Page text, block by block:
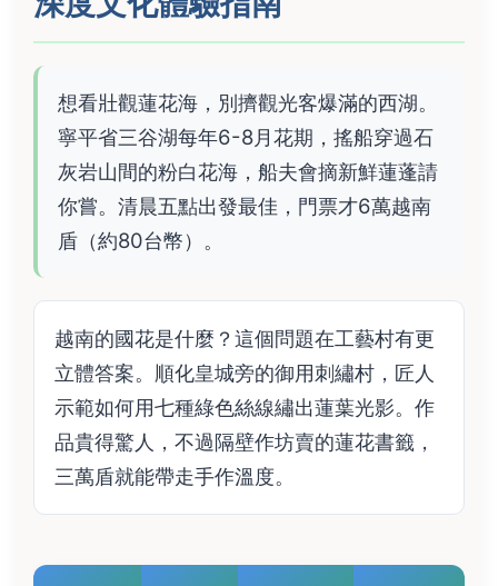
想看壯觀蓮花海，別擠觀光客爆滿的西湖。
寧平省三谷湖每年6-8月花期，搖船穿過石
灰岩山間的粉白花海，船夫會摘新鮮蓮蓬請
你嘗。清晨五點出發最佳，門票才6萬越南
盾（約80台幣）。
越南的國花是什麼？這個問題在工藝村有更
立體答案。順化皇城旁的御用刺繡村，匠人
示範如何用七種綠色絲線繡出蓮葉光影。作
品貴得驚人，不過隔壁作坊賣的蓮花書籤，
三萬盾就能帶走手作溫度。